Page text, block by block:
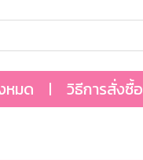
หมด วิธีการสั่งซื้อ